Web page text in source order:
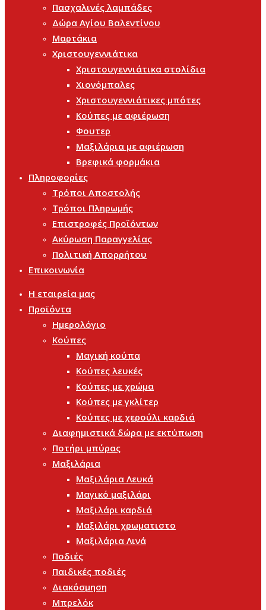
Πασχαλινές λαμπάδες
Δώρα Αγίου Βαλεντίνου
Μαρτάκια
Χριστουγεννιάτικα
Χριστουγεννιάτικα στολίδια
Χιονόμπαλες
Χριστουγεννιάτικες μπότες
Κούπες με αφιέρωση
Φουτερ
Μαξιλάρια με αφιέρωση
Βρεφικά φορμάκια
Πληροφορίες
Τρόποι Αποστολής
Τρόποι Πληρωμής
Επιστροφές Προϊόντων
Ακύρωση Παραγγελίας
Πολιτική Απορρήτου
Επικοινωνία
Η εταιρεία μας
Προϊόντα
Ημερολόγιο
Κούπες
Μαγική κούπα
Κούπες λευκές
Κούπες με χρώμα
Κούπες με γκλίτερ
Κούπες με χερούλι καρδιά
Διαφημιστικά δώρα με εκτύπωση
Ποτήρι μπύρας
Μαξιλάρια
Μαξιλάρια Λευκά
Μαγικό μαξιλάρι
Μαξιλάρι καρδιά
Μαξιλάρι χρωματιστο
Μαξιλάρια Λινά
Ποδιές
Παιδικές ποδιές
Διακόσμηση
Μπρελόκ